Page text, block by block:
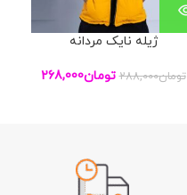
ژیله نایک مردانه
تومان288,000 تومان268,000